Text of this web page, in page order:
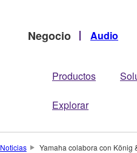
Negocio Audio
Productos
Explorar
Noticias Yamaha colabora con König